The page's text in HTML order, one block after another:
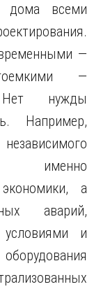
дома всеми
—
—
Нет нужды
Например,
именно
а
аварий,
условиями и